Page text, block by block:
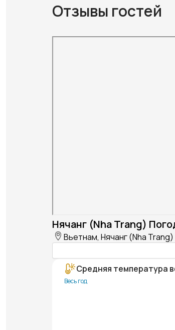
Отзывы гостей
Нячанг (Nha Trang)
Вьетнам, Нячанг (Nha Trang)
Средняя температура
Весь год